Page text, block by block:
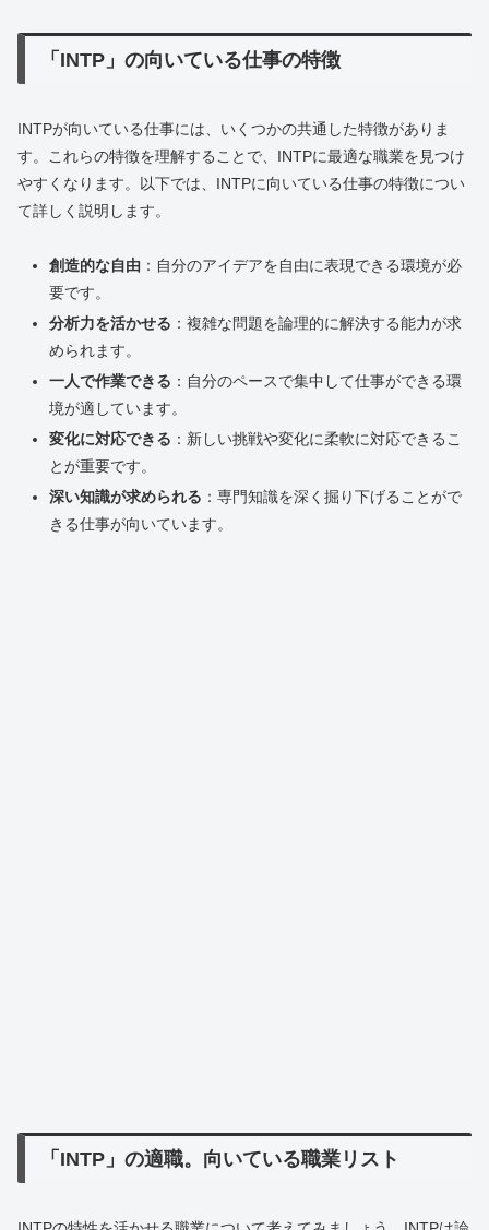
「INTP」の向いている仕事の特徴
INTPが向いている仕事には、いくつかの共通した特徴がありま
す。これらの特徴を理解することで、INTPに最適な職業を見つけ
やすくなります。以下では、INTPに向いている仕事の特徴につい
て詳しく説明します。
創造的な自由：自分のアイデアを自由に表現できる環境が必
要です。
分析力を活かせる ：複雑な問題を論理的に解決する能力が求
められます。
一人で作業できる ：自分のペースで集中して仕事ができる環
境が適しています。
変化に対応できる ：新しい挑戦や変化に柔軟に対応できるこ
とが重要です。
深い知識が求められる ：専門知識を深く掘り下げることがで
きる仕事が向いています。
「INTP」の適職。向いている職業リスト